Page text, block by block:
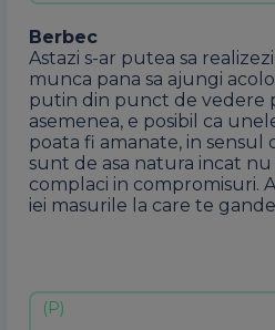
Berbec
Astazi s-ar putea sa
munca pana sa ajungi
putin din punct de vedere
asemenea, e posibil ca
poata fi amanate, in sensul
sunt de asa natura incat nu
complaci in compromisuri.
iei masurile la care te